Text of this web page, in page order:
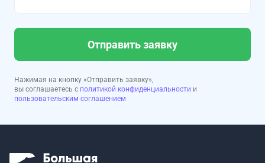
Отправить заявку
Нажимая на кнопку «Отправить заявку»,
вы соглашаетесь с политикой конфиденциальности и
пользовательским соглашением